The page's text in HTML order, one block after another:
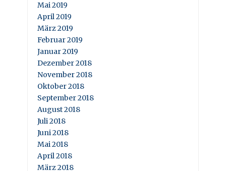
Mai 2019
April 2019
März 2019
Februar 2019
Januar 2019
Dezember 2018
November 2018
Oktober 2018
September 2018
August 2018
Juli 2018
Juni 2018
Mai 2018
April 2018
März 2018